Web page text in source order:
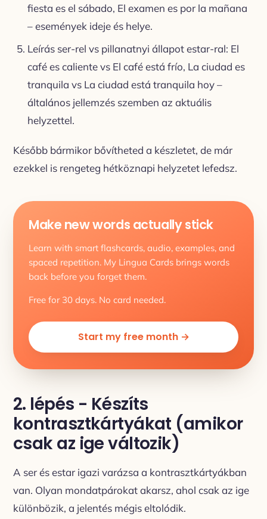
fiesta es el sábado, El examen es por la mañana
– események ideje és helye.
Leírás ser-rel vs pillanatnyi állapot estar-ral: El
café es caliente vs El café está frío, La ciudad es
tranquila vs La ciudad está tranquila hoy –
általános jellemzés szemben az aktuális
helyzettel.
Később bármikor bővítheted a készletet, de már
ezekkel is rengeteg hétköznapi helyzetet lefedsz.
Make new words actually stick
Learn with smart flashcards, audio, examples, and
spaced repetition. My Lingua Cards brings words
back before you forget them.
Free for 30 days. No card needed.
Start my free month →
2. lépés - Készíts
kontrasztkártyákat (amikor
csak az ige változik)
A ser és estar igazi varázsa a kontrasztkártyákban
van. Olyan mondatpárokat akarsz, ahol csak az ige
különbözik, a jelentés mégis eltolódik.